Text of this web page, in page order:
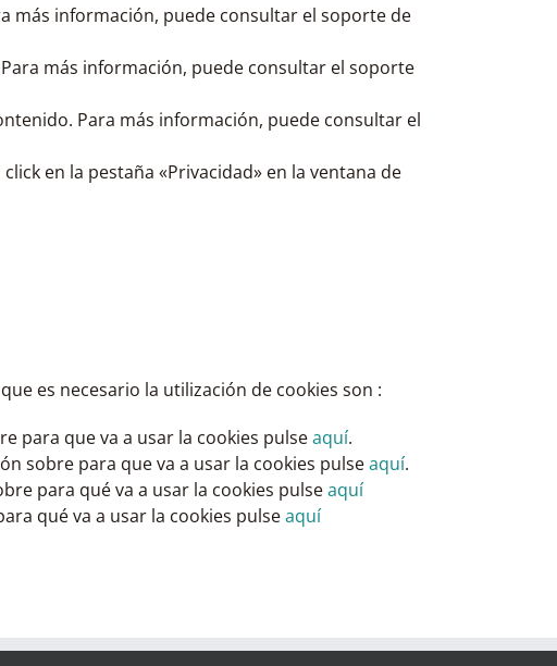
más información, puede consultar el soporte de
más información, puede consultar el soporte
Para más información, puede consultar el
en la pestaña «Privacidad» en la ventana de
es necesario la utilización de cookies son :
para que va a usar la cookies pulseaquí.
sobre para que va a usar la cookies pulseaquí.
para qué va a usar la cookies pulseaquí
qué va a usar la cookies pulseaquí